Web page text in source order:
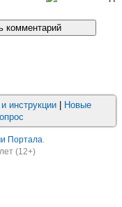
инструкции|
Новые
Портала.
(12+)